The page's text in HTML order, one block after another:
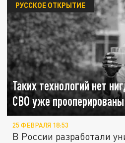
Таких технологий нет
СВО уже прооперированы
РУССКОЕ ОТКРЫТИЕ
25 ФЕВРАЛЯ 18:53
В России разработали